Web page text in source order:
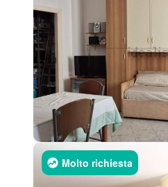
Molto richiesta